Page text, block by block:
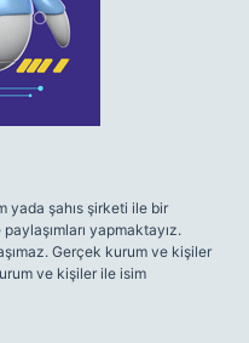
yada şahıs şirketi ile bir
yapmaktayız.
Gerçek kurum ve kişiler
ve kişiler ile isim